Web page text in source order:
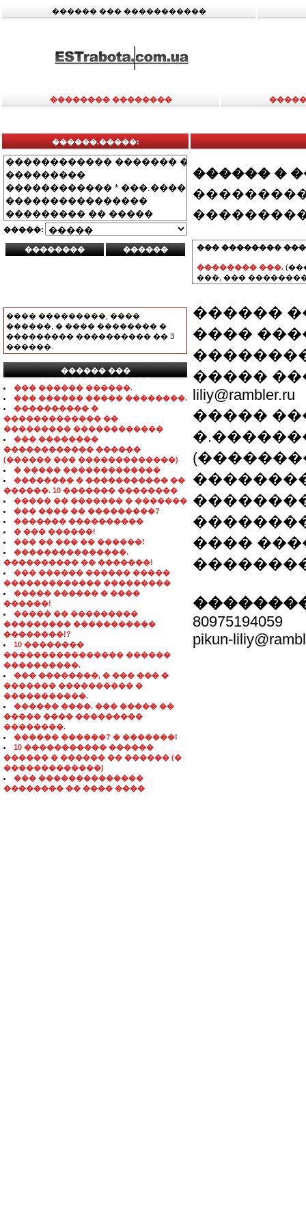
������ ��� �����������
�������� ��������
������.�����:
�����:
���� ���������, ����
������, � ���� �������� �
��������� ���������� �� 3
������.
������ ���
���������������
��� ������ ������.
��� ������ ����� ��������.
���������� �
������������� ��
��������� ������������
��� ��������
������������ ������
(������ ��� �������������)
� ����� �������������
�������� � ����������� ��
������. 10 ������� ��������
����� �� ������� � �������
��� ���� �� ���������?
������� ����������
� ��� ������!
��� �� ��� �� ������!
���������������.
���������� �� �������!
��� ������ ������ �����
������������� ���������
����� ������ � ����
������!
����� �� ���������
��������� �����������
��������!?
10 ��������
���������������� ������
����������.
��� ��������, � ��� ��� �
������� ���������� �
�����������.
������ ����. ��� ����� ��
����� ���� ���������
��������.
������ ������? � �������!
10 ����������� ������
������ � ������ �� ������ (�
�������������)
��� ��������������
�������� �� ���� ����
������ �
��� ��������
�������� ���.
���, ���
������
����
�����
liliy@rambler.ru
�����
����
80975194059
pikun-